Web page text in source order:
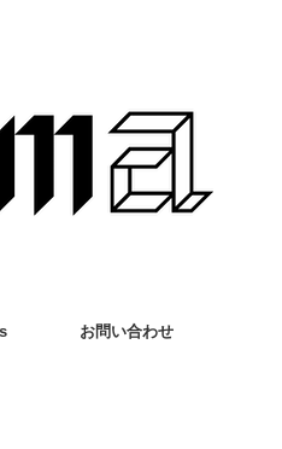
お問い合わせ